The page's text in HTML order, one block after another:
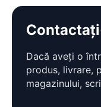
Dacă aveți o
produs, livrare,
magazinului,